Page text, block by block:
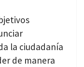
la ciudadanía
de manera